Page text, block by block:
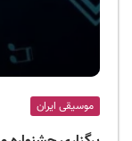
موسیقی ایران